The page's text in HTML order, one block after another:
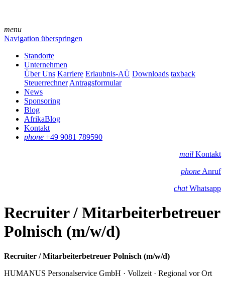
menu
Navigation überspringen
Standorte
Unternehmen
Über Uns Karriere Erlaubnis-AÜ Downloads taxback
Steuerrechner Antragsformular
News
Sponsoring
Blog
AfrikaBlog
Kontakt
phone +49 9081 789590
mail Kontakt
phone Anruf
chatWhatsapp
Recruiter / Mitarbeiterbetreuer
Polnisch (m/w/d)
Recruiter / Mitarbeiterbetreuer Polnisch (m/w/d)
HUMANUS Personalservice GmbH · Vollzeit · Regional vor Ort